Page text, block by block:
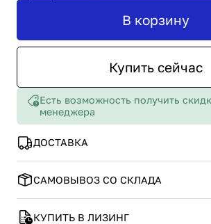
Купить сейчас
В корзину
Есть возможность получить
менеджера
ДОСТАВКА
САМОВЫВОЗ СО СКЛАДА
КУПИТЬ В ЛИЗИНГ